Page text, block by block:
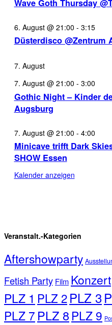
Wave Goth Thursday
6. August @ 21:00 - 3:15
Düsterdisco @Zentrum
7. August
7. August @ 21:00 - 3:00
Gothic Night – Kinder
Augsburg
7. August @ 21:00 - 4:00
Minicave trifft Dark
SHOW Essen
Kalender anzeigen
Veranstalt.-Kategorien
Aftershowparty
Fetish Party Film Konzert
PLZ 1 PLZ 2PLZ 3
PLZ 7 PLZ 8 PLZ 9